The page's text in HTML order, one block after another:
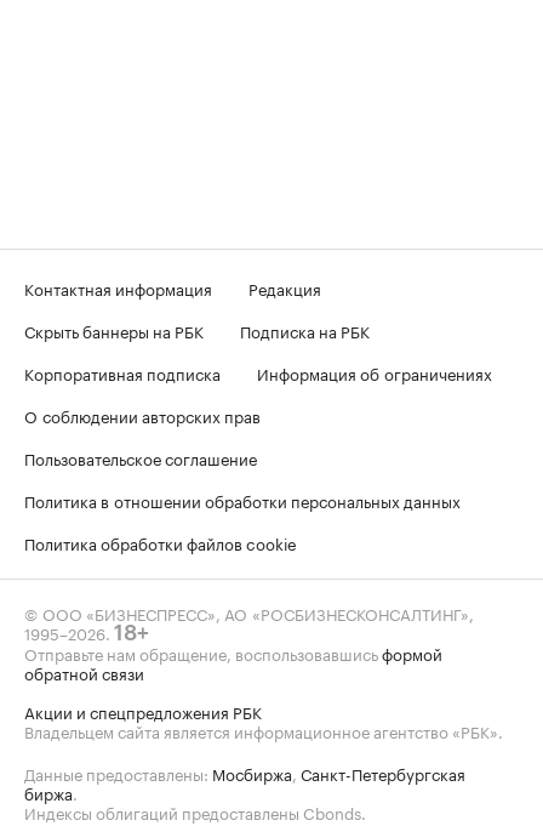
Контактная информация
Редакция
Скрыть баннеры на РБК
Подписка на РБК
Корпоративная подписка
Информация об ограничениях
О соблюдении авторских прав
Пользовательское соглашение
Политика в отношении обработки персональных данных
Политика обработки файлов cookie
© ООО «БИЗНЕСПРЕСС», АО «РОСБИЗНЕСКОНСАЛТИНГ»,
1995–2026 18+
Отправьте нам обращение, воспользовавшисьформой
обратной связи
Акции и спецпредложения РБК
Владельцем сайта является информационное агентство «РБК».
Данные предоставлены: Мосбиржа Санкт-Петербургская
биржа
Индексы облигаций предоставлены Cbonds.